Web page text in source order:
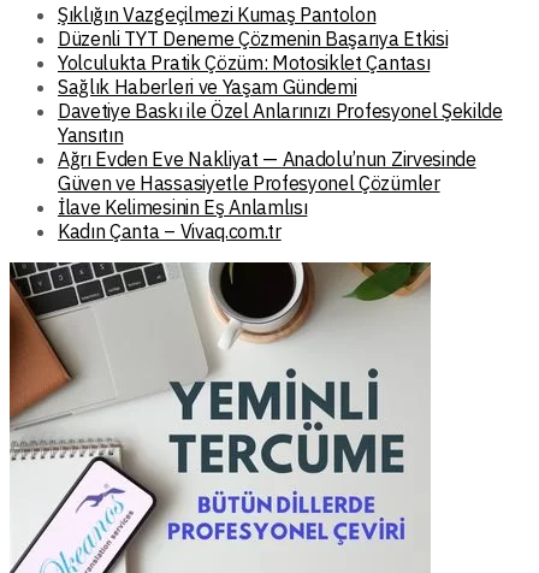
Şıklığın Vazgeçilmezi Kumaş Pantolon
Düzenli TYT Deneme Çözmenin Başarıya Etkisi
Yolculukta Pratik Çözüm: Motosiklet Çantası
Sağlık Haberleri ve Yaşam Gündemi
Davetiye Baskı ile Özel Anlarınızı Profesyonel Şekilde
Yansıtın
Ağrı Evden Eve Nakliyat — Anadolu’nun Zirvesinde
Güven ve Hassasiyetle Profesyonel Çözümler
İlave Kelimesinin Eş Anlamlısı
Kadın Çanta – Vivaq.com.tr